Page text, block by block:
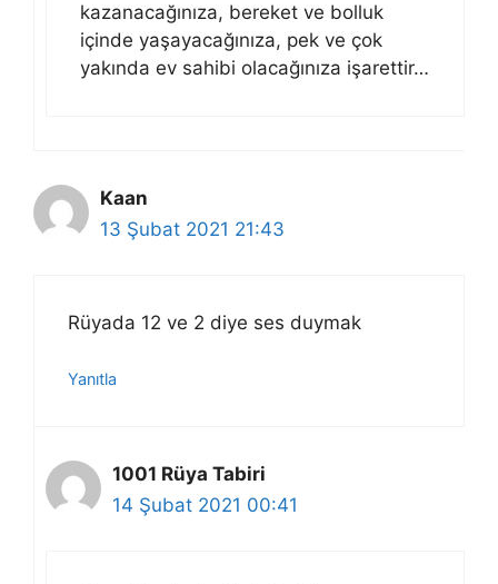
kazanacağınıza, bereket ve bolluk
içinde yaşayacağınıza, pek ve çok
yakında ev sahibi olacağınıza işarettir…
Kaan
13 Şubat 2021 21:43
Rüyada 12 ve 2 diye ses duymak
Yanıtla
1001 Rüya Tabiri
14 Şubat 2021 00:41